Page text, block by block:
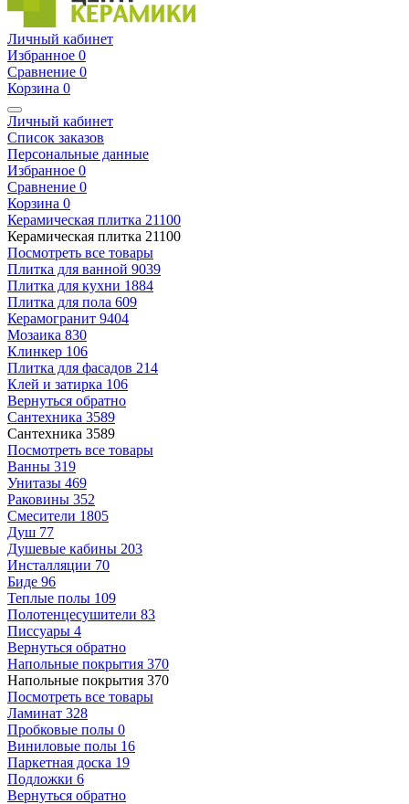
Личный кабинет
Избранное 0
Сравнение 0
Корзина 0
Личный кабинет
Список заказов
Персональные данные
Избранное 0
Сравнение 0
Корзина 0
Керамическая плитка 21100
Керамическая плитка 21100
Посмотреть все товары
Плитка для ванной 9039
Плитка для кухни 1884
Плитка для пола 609
Керамогранит 9404
Мозаика 830
Клинкер 106
Плитка для фасадов 214
Клей и затирка 106
Вернуться обратно
Сантехника 3589
Сантехника 3589
Посмотреть все товары
Ванны 319
Унитазы 469
Раковины 352
Смесители 1805
Душ 77
Душевые кабины 203
Инсталляции 70
Биде 96
Теплые полы 109
Полотенцесушители 83
Писсуары 4
Вернуться обратно
Напольные покрытия 370
Напольные покрытия 370
Посмотреть все товары
Ламинат 328
Пробковые полы 0
Виниловые полы 16
Паркетная доска 19
Подложки 6
Вернуться обратно